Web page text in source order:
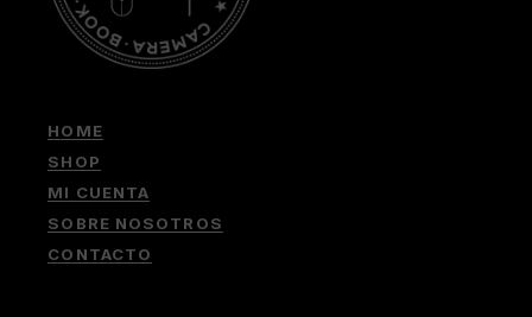
HOME
SHOP
MI CUENTA
SOBRE NOSOTROS
CONTACTO